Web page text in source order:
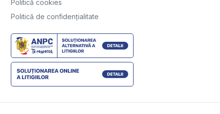
Politică cookies
Politică de confidențialitate